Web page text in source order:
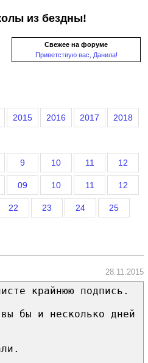
из бездны!
Свежее на форуме
Приветствую вас, Данила!
2015 2016 2017 2018
9 10 11 12
09 10 11 12
22 23 24 25
28.11.2015
крайнюю подпись.
бы и несколько дней